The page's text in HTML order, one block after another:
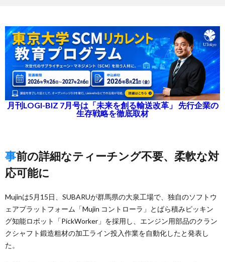
月刊LOGI-BIZ 7月号は「未来を創る輸送改革」 先行企業の
生存戦略を徹底取材
事前の詳細なティーチング不要、柔軟な対
応可能に
Mujinは5月15日、SUBARUが群馬県の大泉工場で、独自のソフトウ
ェアプラットフォーム「Mujin コントローラ」とばら積みピッキン
グ知能ロボット「PickWorker」を採用し、エンジン用部品のクラン
クシャフト鍛造粗材の加工ライン投入作業を自動化したと発表し
た。